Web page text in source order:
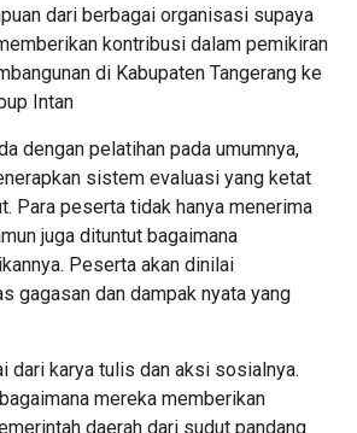
dari berbagai organisasi supaya
kontribusi dalam pemikiran
di Kabupaten Tangerang ke
Intan
dengan pelatihan pada umumnya,
sistem evaluasi yang ketat
Para peserta tidak hanya menerima
juga dituntut bagaimana
Peserta akan dinilai
gagasan dan dampak nyata yang
dari karya tulis dan aksi sosialnya.
mereka memberikan
daerah dari sudut pandang